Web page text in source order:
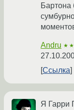
Бартона
Andru
Ссылка
Я Гарри